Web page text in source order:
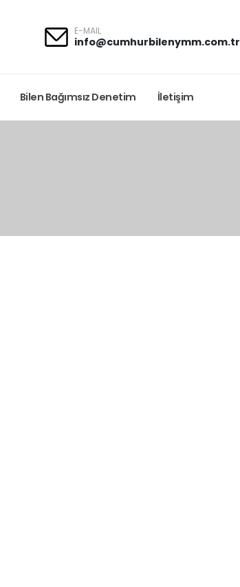
E-MAIL
info@cumhurbilenymm.com.tr
Bilen Bağımsız Denetim İletişim